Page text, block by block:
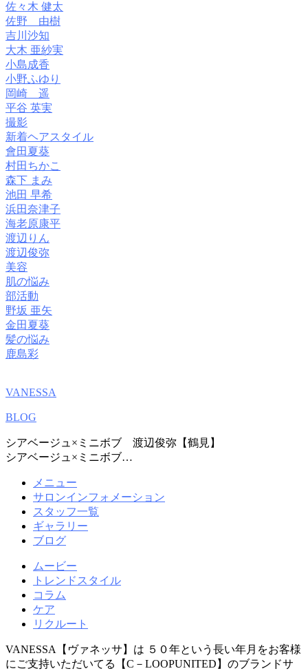
佐々木 健太
佐野 由樹
吉川沙知
大木 亜紗実
小島成香
小野ふゆり
岡崎 遥
平谷 英実
撮影
新着ヘアスタイル
會田夏葵
村田ちかこ
森下 まみ
池田 早希
浜田奈津子
海老原康平
渡辺りん
渡辺俊弥
美容
肌の悩み
部活動
野坂 亜矢
金田夏葵
髪の悩み
鹿島彩
VANESSA
BLOG
シアベージュ×ミニボブ 渡辺俊弥【鶴見】
シアベージュ×ミニボブ…
メニュー
サロンインフォメーション
スタッフ一覧
ギャラリー
ブログ
ムービー
トレンドスタイル
コラム
ケア
リクルート
VANESSA【ヴァネッサ】は ５０年という長い年月をお客様
にご支持いただいてる【C－LOOPUNITED】のブランドサ